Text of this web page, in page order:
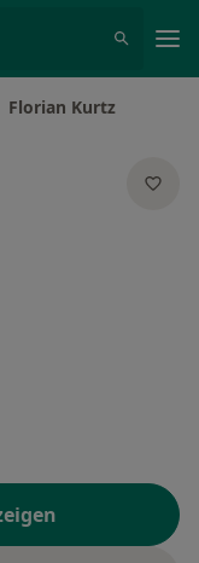
ändern
Florian Kurtz